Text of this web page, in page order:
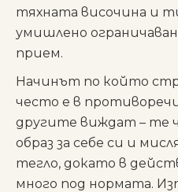
тяхната височина и
умишлено
прием.
Начинът по който
често е в
другите виждат – те
образ за себе си и
тегло, докато в
много под нормата.